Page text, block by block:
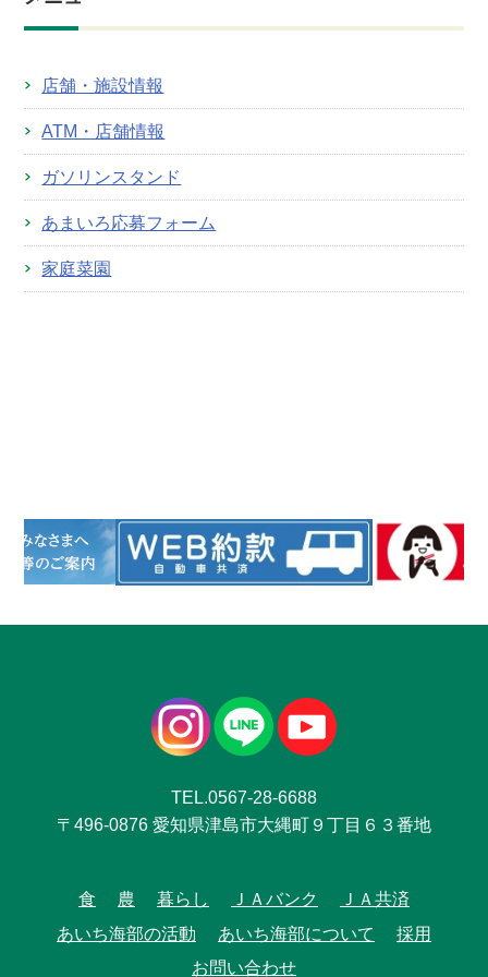
店舗・施設情報
ATM・店舗情報
ガソリンスタンド
あまいろ応募フォーム
家庭菜園
TEL.0567-28-6688
〒496-0876 愛知県津島市大縄町９丁目６３番地
食 農 暮らし ＪＡバンク
ＪＡ共済
あいち海部の活動
あいち海部について
採用
お問い合わせ